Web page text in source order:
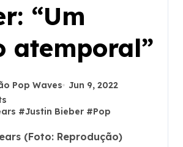
“Um
atemporal”
Pop Waves
Jun 9, 2022
#Justin Bieber #Pop